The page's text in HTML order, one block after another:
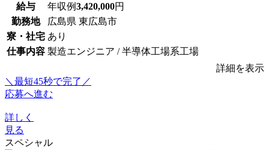
給与 年収例3,420,000円
勤務地
広島県 東広島市
寮・社宅 あり
仕事内容 製造エンジニア / 半導体工場系工場
詳細を表示
＼最短45秒で完了／
応募へ進む
詳しく
見る
スペシャル